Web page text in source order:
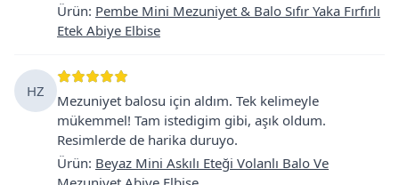
Ürün: Pembe Mini Mezuniyet & Balo Sıfır Yaka Fırfırlı
Etek Abiye Elbise
HZ
Mezuniyet balosu için aldım. Tek kelimeyle
mükemmel! Tam istedigim gibi, aşık oldum.
Resimlerde de harika duruyo.
Ürün: Beyaz Mini Askılı Eteği Volanlı Balo Ve